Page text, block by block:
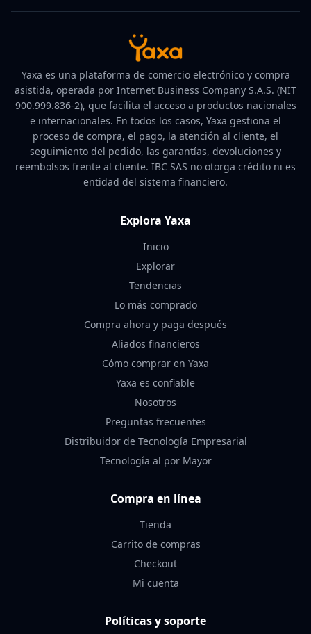
Yaxa es una plataforma de comercio electrónico y compra
asistida, operada por Internet Business Company S.A.S. (NIT
900.999.836-2), que facilita el acceso a productos nacionales
e internacionales. En todos los casos, Yaxa gestiona el
proceso de compra, el pago, la atención al cliente, el
seguimiento del pedido, las garantías, devoluciones y
reembolsos frente al cliente. IBC SAS no otorga crédito ni es
entidad del sistema financiero.
Explora Yaxa
Inicio
Explorar
Tendencias
Lo más comprado
Compra ahora y paga después
Aliados financieros
Cómo comprar en Yaxa
Yaxa es confiable
Nosotros
Preguntas frecuentes
Distribuidor de Tecnología Empresarial
Tecnología al por Mayor
Compra en línea
Tienda
Carrito de compras
Checkout
Mi cuenta
Políticas y soporte